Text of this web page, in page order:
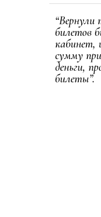
“Вернули
билетов
кабинет,
сумму
деньги,
билеты”.